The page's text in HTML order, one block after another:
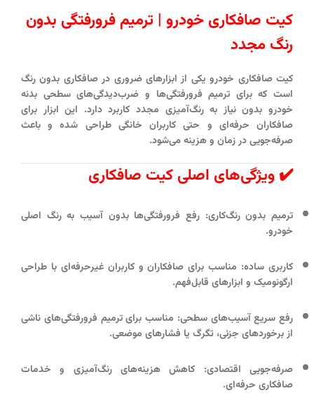
کیت صافکاری خودرو | ترمیم فرورفتگی‌ بدون
رنگ‌ مجدد
کیت صافکاری خودرویکی از ابزارهای ضروری در صافکاری بدون رنگ
است که برای ترمیم فرورفتگی‌ها و ضرب‌دیدگی‌های سطحی بدنه
خودرو بدون نیاز به رنگ‌آمیزی مجدد کاربرد دارد. این ابزار برای
صافکاران حرفه‌ای و حتی کاربران خانگی طراحی شده و باعث
صرفه‌جویی در زمان و هزینه می‌شود.
✔️ ویژگی‌های اصلی کیت صافکاری
ترمیم بدون رنگ‌کاری: رفع فرورفتگی‌ها بدون آسیب به رنگ اصلی
خودرو.
کاربری ساده: مناسب برای صافکاران و کاربران غیرحرفه‌ای با طراحی
ارگونومیک و ابزارهای قابل‌فهم.
رفع سریع آسیب‌های سطحی: مناسب برای ترمیم فرورفتگی‌های ناشی
از برخوردهای جزئی، تگرگ یا فشارهای موضعی.
صرفه‌جویی اقتصادی: کاهش هزینه‌های رنگ‌آمیزی و خدمات
صافکاری حرفه‌ای.